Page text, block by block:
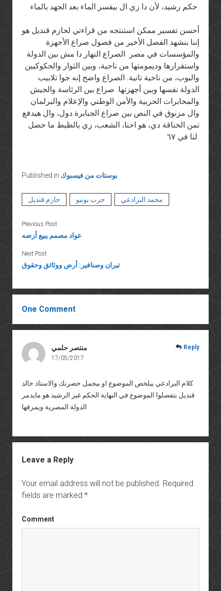
حكم رشيد، لأن دا زي ال بيفسر الماء بعد الجهد بالماء.
أحسن تفسير ممكن استنتجه من قراءتي لحازم قنديل هو
إننا بنشهد الفصل الأخير من فصول صراع الأجهزة
والمؤسسات في مصر. الصراع النهار دا مش بين الدولة
واستقرارها وديمومتها من ناحية، وبين الثوار والحكوكيين
والبوب، من ناحية تانية. الصراع واضح إنه جوا تلابيب
الدولة نفسها وبين أجهزتها. صراع بين الرئاسة والجيش
والمخابرات الحربية والأمن الوطني والإعلام والبرلمان.
وال مزنوق في النص بين صراع الجبابرة دول، وال هيدفع
تمن الخناقة دي، هو احنا، الشعب، زي بالظبط ما حصل
لنا في ٦٧.
Published in بوستات من فيسبوك
حازم قنديل حرب يونيو محمد البرادعي
Previous Post
عواد مصمم يبيع أرضه
Next Post
تيران وصنافير: أرض ووثائق وحقوق
One Comment
منتصر حلمي
17/05/2017
كلام البرادعي بيلخص الموضوع او بيجمل حضرتك والاستاذ خالد
قنديل بتفصلوا الموضوع في النهاية الحكم غير الرشيد هو مايدمر
الدولة المصرية ويمزقها
Reply
Leave a Reply
Your email address will not be published. Required
fields are marked *
Comment